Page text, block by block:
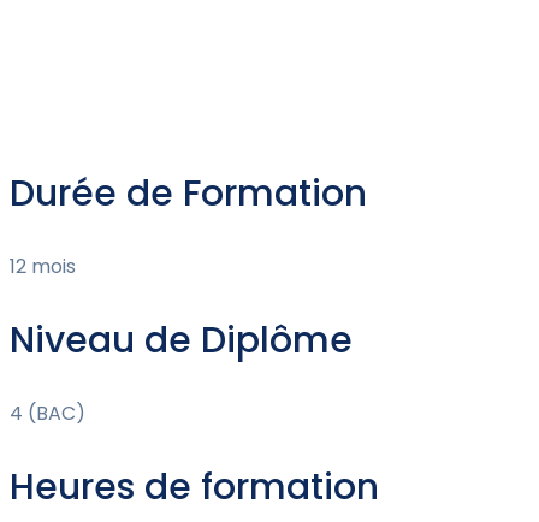
Durée de Formation
12 mois
Niveau de Diplôme
4 (BAC)
Heures de formation